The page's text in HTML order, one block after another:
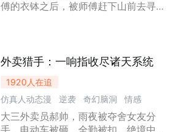
傅的衣钵之后，被师傅赶下山前去寻
帮助下，度过了许多艰难，李阳也在
外卖猎手：一响指收尽诸天系统
1920 人在追
仿真人动态漫
逆袭 奇幻脑洞
情感
系统
小人物 现实 超能 神豪 漫剧
大三外卖员郝帅，雨夜被夺舍女友分